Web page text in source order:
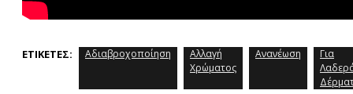
ΕΤΙΚΈΤΕΣ: Αδιαβροχοποίηση
Αλλαγή
Χρώματος
Ανανέωση
Για